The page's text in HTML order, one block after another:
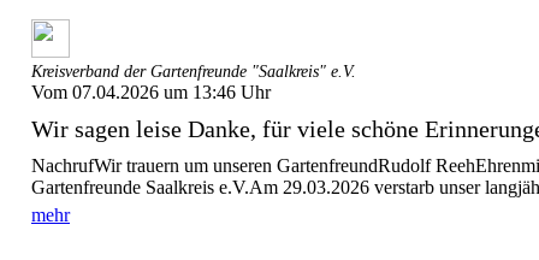
Kreisverband der Gartenfreunde "Saalkreis" e.V.
Vom 07.04.2026 um 13:46 Uhr
Wir sagen leise Danke, für viele schöne
NachrufWir trauern um unseren GartenfreundRudolf
Gartenfreunde Saalkreis e.V.Am 29.03.2026 verstarb unser
mehr